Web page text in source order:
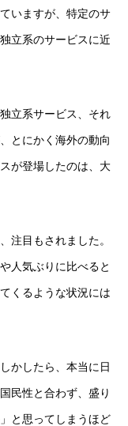
いますが、特定のサ
立系のサービスに近
立系サービス、それ
とにかく海外の動向
が登場したのは、大
注目もされました。
人気ぶりに比べると
くるような状況には
かしたら、本当に日
民性と合わず、盛り
と思ってしまうほど